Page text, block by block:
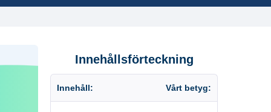
Innehållsförteckning
Innehåll: Vårt betyg: